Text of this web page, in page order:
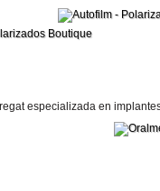
Boutique
especializada en